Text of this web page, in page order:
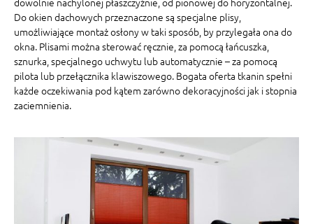
Do okien dachowych przeznaczone są specjalne plisy,
umożliwiające montaż osłony w taki sposób, by przylegała ona do
okna. Plisami można sterować ręcznie, za pomocą łańcuszka,
sznurka, specjalnego uchwytu lub automatycznie – za pomocą
pilota lub przełącznika klawiszowego. Bogata oferta tkanin spełni
każde oczekiwania pod kątem zarówno dekoracyjności jak i stopnia
zaciemnienia.